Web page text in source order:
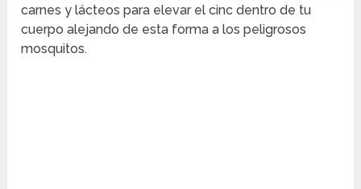
carnes y lácteos para elevar el cinc dentro de tu
cuerpo alejando de esta forma a los peligrosos
mosquitos.